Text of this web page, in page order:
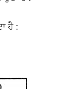
ਹੈ :